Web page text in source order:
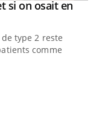
si on osait en
type 2 reste
comme